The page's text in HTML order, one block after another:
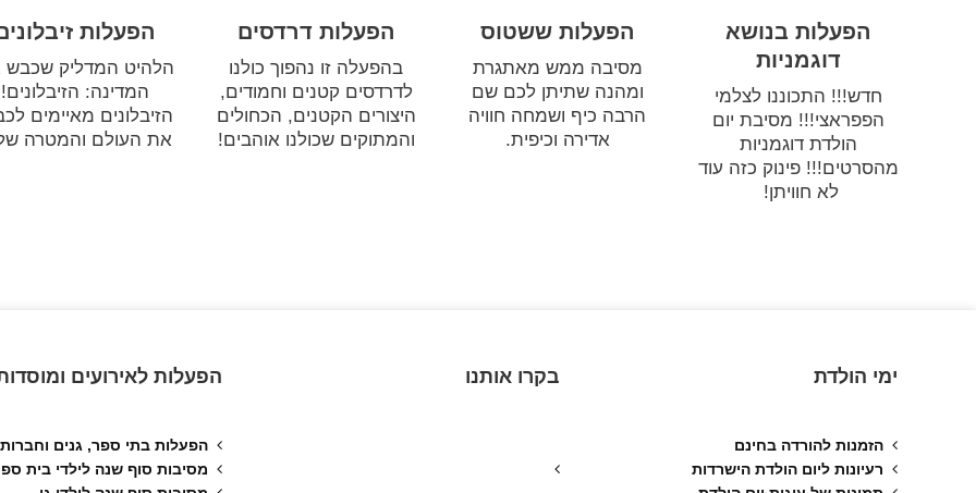
הפעלות בנושא
דוגמניות
חדש!!! התכוננו לצלמי
הפפראצי!!! מסיבת יום
הולדת דוגמניות
מהסרטים!!! פינוק כזה עוד
לא חוויתן!
הפעלות ששטוס
מסיבה ממש מאתגרת
ומהנה שתיתן לכם שם
הרבה כיף ושמחה חוויה
אדירה וכיפית.
הפעלות דרדסים
בהפעלה זו נהפוך כולנו
לדרדסים קטנים וחמודים,
היצורים הקטנים, הכחולים
והמתוקים שכולנו אוהבים!
הפעלות
הלהיט המדליק
המדינה: הזיבלונים!
הזיבלונים מאיימים
את העולם והמטרה
ימי הולדת
הזמנות להורדה בחינם
רעיונות ליום הולדת הישרדות
בקרו אותנו הפעלות לאירועים
הפעלות בתי ספר, גנים וחברות
מסיבות סוף שנה לילדי בית